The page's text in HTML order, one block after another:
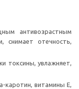
антивозрастным
снимает отечность,
токсины, увлажняет,
каротин, витамины Е,